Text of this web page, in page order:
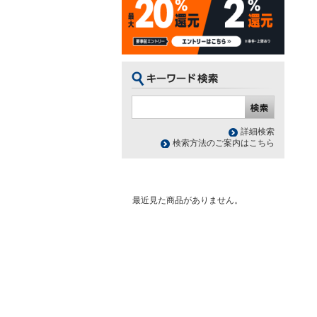
詳細検索
検索方法のご案内はこちら
最近見た商品がありません。